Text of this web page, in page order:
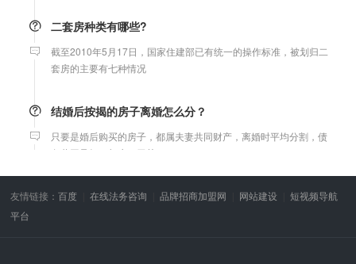
二套房种类有哪些?
套房的主要有七种情况
结婚后按揭的房子离婚怎么分？
务共同承担，与户口无关。
微信转账凭证能证明存在借款关系吗？
友情链接：百度 在线法务咨询 品牌招商加盟网 网站建设
短视频导航
平台